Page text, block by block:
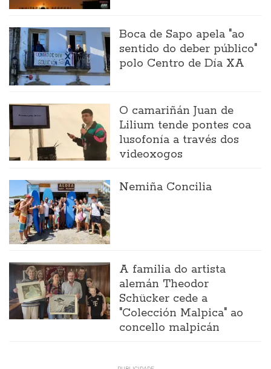
Boca de Sapo apela "ao
sentido do deber público"
polo Centro de Día XA
O camariñán Juan de
Lilium tende pontes coa
lusofonía a través dos
videoxogos
Nemiña Concilia
A familia do artista
alemán Theodor
Schücker cede a
"Colección Malpica" ao
concello malpicán